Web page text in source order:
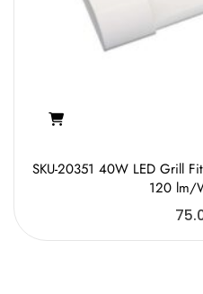
SKU-20351 40W LED Grill
120 lm/